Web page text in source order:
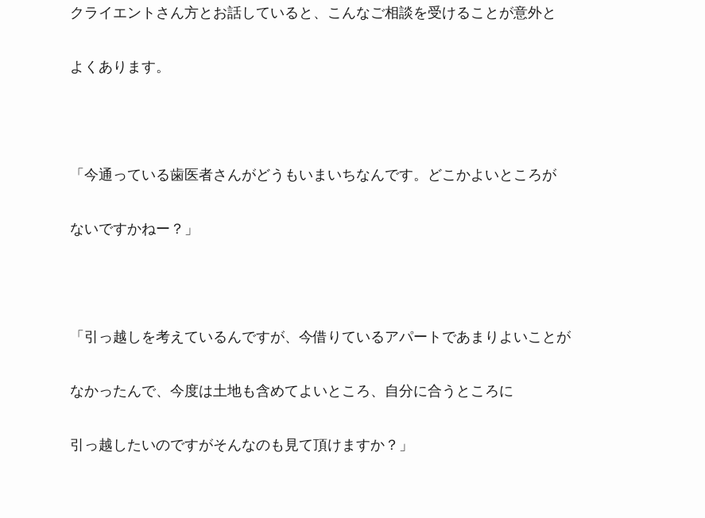
クライエントさん方とお話していると、こんなご相談を受けることが意外と
よくあります。
「今通っている歯医者さんがどうもいまいちなんです。どこかよいところが
ないですかねー？」
「引っ越しを考えているんですが、今借りているアパートであまりよいことが
なかったんで、今度は土地も含めてよいところ、自分に合うところに
引っ越したいのですがそんなのも見て頂けますか？」